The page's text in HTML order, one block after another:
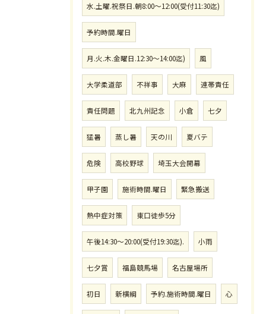
水.土曜.祝祭日.朝8:00〜12:00(受付11:30迄)
予約時間.曜日
月.火.木.金曜日.12:30〜14:00迄) 風
大学柔道部 不祥事 大麻 連帯責任
責任問題 北九州記念 小倉 七夕
猛暑 蒸し暑 天の川 夏バテ
危険 高校野球 埼玉大会開幕
甲子園 施術時間.曜日 緊急搬送
熱中症対策 東口徒歩5分
午後14:30〜20:00(受付19:30迄). 小雨
七夕賞 福島競馬場 名古屋場所
初日 新横綱 予約.施術時間.曜日 心